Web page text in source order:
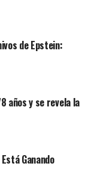
de Epstein:
años y se revela la
Ganando